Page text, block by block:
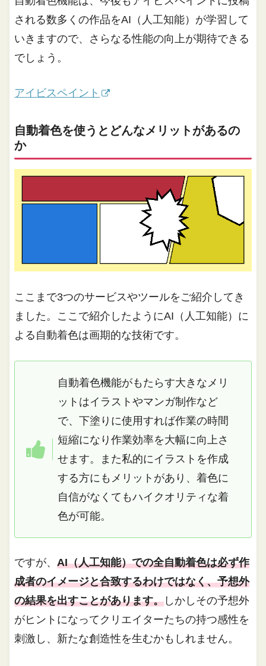
される数多くの作品をAI（人工知能）が学習して
いきますので、さらなる性能の向上が期待できる
でしょう。
アイビスペイント
⾃動着⾊を使うとどんなメリットがあるの
か
ここまで3つのサービスやツールをご紹介してき
ました。ここで紹介したようにAI（人工知能）に
よる自動着色は画期的な技術です。
自動着色機能がもたらす大きなメリ
ットはイラストやマンガ制作など
で、下塗りに使用すれば作業の時間
短縮になり作業効率を大幅に向上さ
せます。また私的にイラストを作成
する方にもメリットがあり、着色に
自信がなくてもハイクオリティな着
色が可能。
ですが、AI（人工知能）での全自動着色は必ず作
成者のイメージと合致するわけではなく、予想外
の結果を出すことがあります。 しかしその予想外
がヒントになってクリエイターたちの持つ感性を
刺激し、新たな創造性を生むかもしれません。